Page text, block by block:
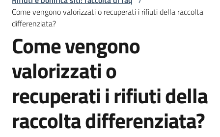
Novità
Servizi
dell'Urp
Accesso
e
trasparenza
Come vengono valorizzati o recuperati i rifiuti della raccolta
differenziata?
Salta al contenuto
Come vengono
valorizzati o
recuperati i rifiuti della
raccolta differenziata?